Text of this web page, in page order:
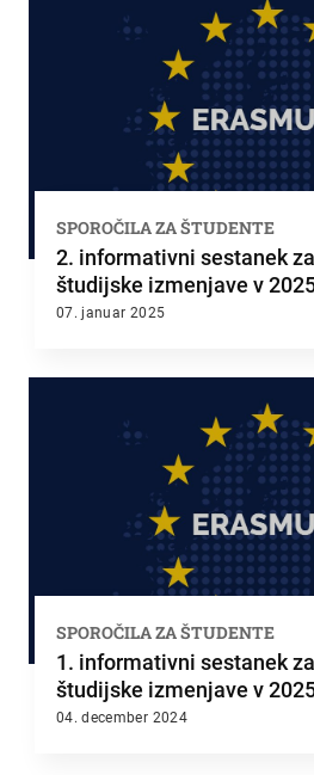
SPOROČILA ZA ŠTUDENTE
2. informativni sestanek
študijske izmenjave v
07. januar 2025
SPOROČILA ZA ŠTUDENTE
1. informativni sestanek
študijske izmenjave v
04. december 2024